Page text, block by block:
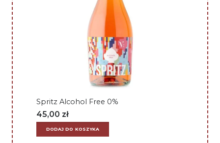
Spritz Alcohol Free 0%
45,00 zł
DODAJ DO KOSZYKA